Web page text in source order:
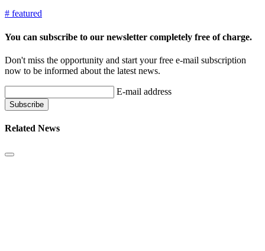
# featured
You can subscribe to our newsletter completely free of charge.
Don't miss the opportunity and start your free e-mail subscription
now to be informed about the latest news.
E-mail address
Related News